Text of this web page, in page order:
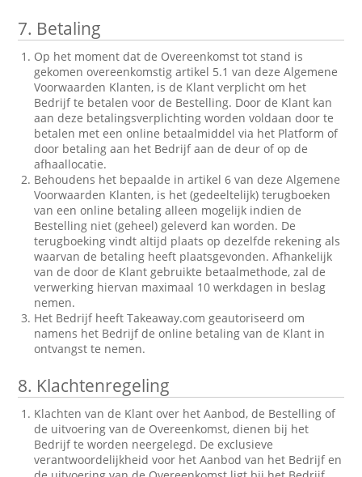
7. Betaling
Op het moment dat de Overeenkomst tot stand is
gekomen overeenkomstig artikel 5.1 van deze Algemene
Voorwaarden Klanten, is de Klant verplicht om het
Bedrijf te betalen voor de Bestelling. Door de Klant kan
aan deze betalingsverplichting worden voldaan door te
betalen met een online betaalmiddel via het Platform of
door betaling aan het Bedrijf aan de deur of op de
afhaallocatie.
Behoudens het bepaalde in artikel 6 van deze Algemene
Voorwaarden Klanten, is het (gedeeltelijk) terugboeken
van een online betaling alleen mogelijk indien de
Bestelling niet (geheel) geleverd kan worden. De
terugboeking vindt altijd plaats op dezelfde rekening als
waarvan de betaling heeft plaatsgevonden. Afhankelijk
van de door de Klant gebruikte betaalmethode, zal de
verwerking hiervan maximaal 10 werkdagen in beslag
nemen.
Het Bedrijf heeft Takeaway.com geautoriseerd om
namens het Bedrijf de online betaling van de Klant in
ontvangst te nemen.
8. Klachtenregeling
Klachten van de Klant over het Aanbod, de Bestelling of
de uitvoering van de Overeenkomst, dienen bij het
Bedrijf te worden neergelegd. De exclusieve
verantwoordelijkheid voor het Aanbod van het Bedrijf en